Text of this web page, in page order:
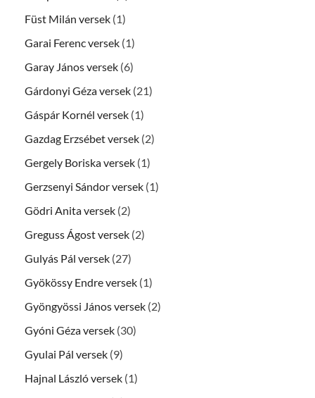
Füst Milán versek (1)
Garai Ferenc versek (1)
Garay János versek (6)
Gárdonyi Géza versek (21)
Gáspár Kornél versek (1)
Gazdag Erzsébet versek (2)
Gergely Boriska versek (1)
Gerzsenyi Sándor versek (1)
Gödri Anita versek (2)
Greguss Ágost versek (2)
Gulyás Pál versek (27)
Gyökössy Endre versek (1)
Gyöngyössi János versek (2)
Gyóni Géza versek (30)
Gyulai Pál versek (9)
Hajnal László versek (1)